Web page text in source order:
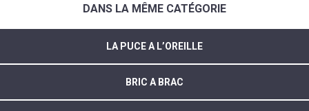
DANS LA MÊME CATÉGORIE
LA PUCE A L’OREILLE
BRIC A BRAC